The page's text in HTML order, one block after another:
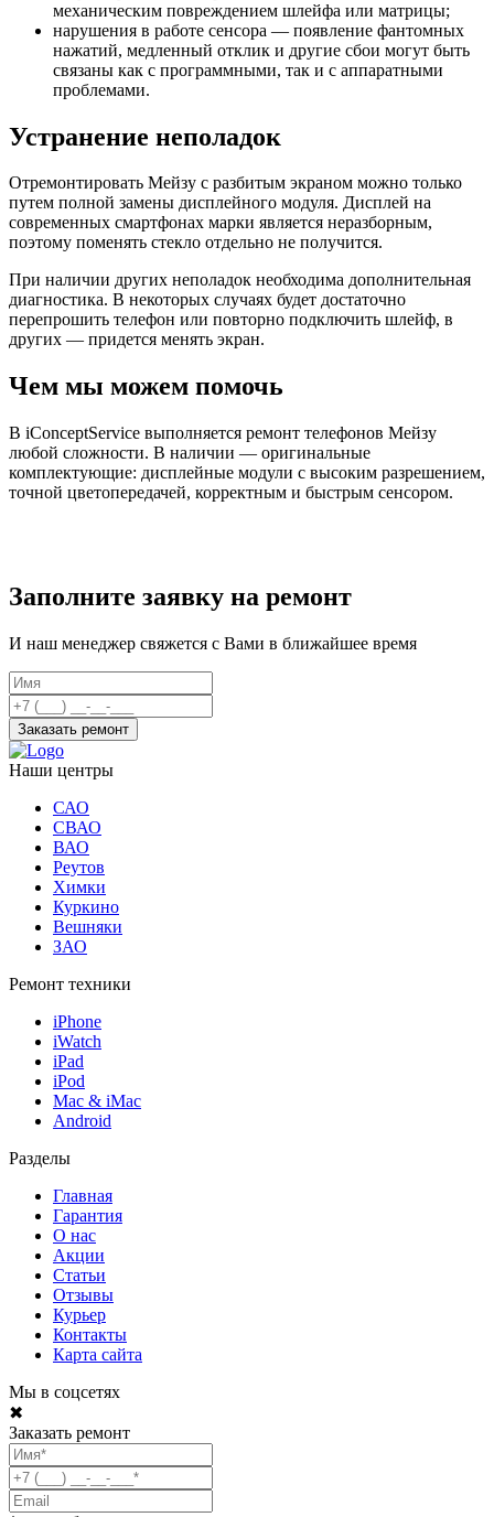
механическим повреждением шлейфа или матрицы;
нарушения в работе сенсора — появление фантомных
нажатий, медленный отклик и другие сбои могут быть
связаны как с программными, так и с аппаратными
проблемами.
Устранение неполадок
Отремонтировать Мейзу с разбитым экраном можно только
путем полной замены дисплейного модуля. Дисплей на
современных смартфонах марки является неразборным,
поэтому поменять стекло отдельно не получится.
При наличии других неполадок необходима дополнительная
диагностика. В некоторых случаях будет достаточно
перепрошить телефон или повторно подключить шлейф, в
других — придется менять экран.
Чем мы можем помочь
В iConceptService выполняется ремонт телефонов Мейзу
любой сложности. В наличии — оригинальные
комплектующие: дисплейные модули с высоким разрешением,
точной цветопередачей, корректным и быстрым сенсором.
Заполните заявку на ремонт
И наш менеджер свяжется с Вами в ближайшее время
Заказать ремонт
Наши центры
САО
СВАО
ВАО
Реутов
Химки
Куркино
Вешняки
ЗАО
Ремонт техники
iPhone
iWatch
iPad
iPod
Mac & iMac
Android
Разделы
Главная
Гарантия
О нас
Акции
Статьи
Отзывы
Курьер
Контакты
Карта сайта
Мы в соцсетях
✖
Заказать ремонт